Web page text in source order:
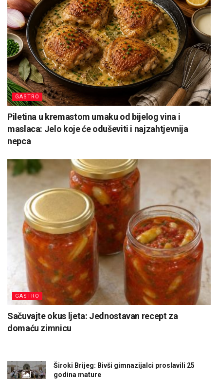
GASTRO
Piletina u kremastom umaku od bijelog vina i
maslaca: Jelo koje će oduševiti i najzahtjevnija
nepca
GASTRO
Sačuvajte okus ljeta: Jednostavan recept za
domaću zimnicu
Široki Brijeg: Bivši gimnazijalci proslavili 25
godina mature